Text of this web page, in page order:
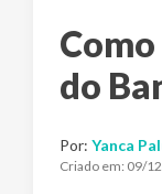
do
Por: Yanca
Criado em: 09/